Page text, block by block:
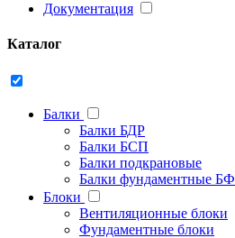
Документация
Каталог
Балки
Балки БДР
Балки БСП
Балки подкрановые
Балки фундаментные БФ
Блоки
Вентиляционные блоки
Фундаментные блоки